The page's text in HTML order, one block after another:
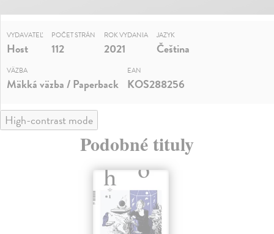
VYDAVATEĽ
Host
POČET STRÁN
112
ROK VYDANIA
2021
JAZYK
Čeština
VÄZBA
Mäkká väzba / Paperback
EAN
KOS288256
High-contrast mode
Podobné tituly